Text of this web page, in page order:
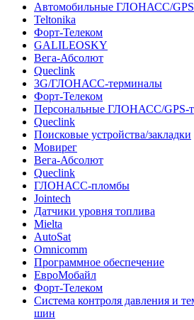
Автомобильные ГЛОНАСС/
Teltonika
Форт-Телеком
GALILEOSKY
Вега-Абсолют
Queclink
3G/ГЛОНАСС-терминалы
Форт-Телеком
Персональные ГЛОНАСС/GPS-
Queclink
Поисковые устройства/закладки
Мовирег
Вега-Абсолют
Queclink
ГЛОНАСС-пломбы
Jointech
Датчики уровня топлива
Mielta
AutoSat
Omnicomm
Программное обеспечение
ЕвроМобайл
Форт-Телеком
Система контроля давления и
шин